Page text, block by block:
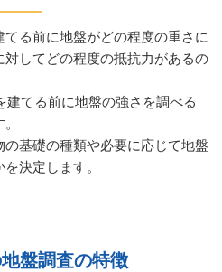
る前に地盤がどの程度の重さに
してどの程度の抵抗力があるの
建てる前に地盤の強さを調べる
基礎の種類や必要に応じて地盤
決定します。​
盤調査の特徴​